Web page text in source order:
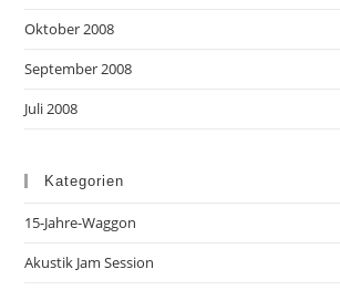
Oktober 2008
September 2008
Juli 2008
Kategorien
15-Jahre-Waggon
Akustik Jam Session